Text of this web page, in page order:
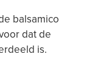
balsamico
dat de
is.